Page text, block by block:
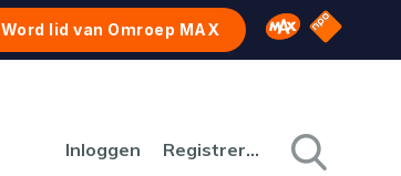
Word lid van Omroep MAX Omroep MAX
NPO
Inloggen Registreren